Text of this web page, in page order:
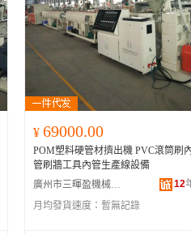
¥ 69000.00
POM塑料硬管材擠出機 PVC滾筒刷
管刷牆工具內管生產線設備
廣州市三暉盈機械設備有限公司
12
月均發貨速度： 暫無記錄